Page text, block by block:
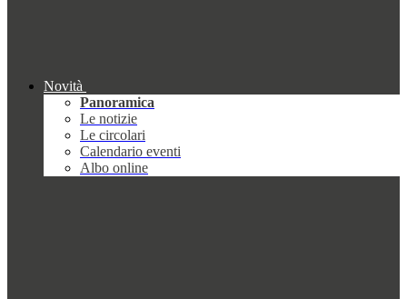
Novità
Panoramica
Le notizie
Le circolari
Calendario eventi
Albo online